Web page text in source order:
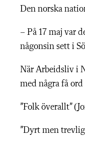
Den norska
– På 17 maj var
någonsin sett i
När Arbeidsliv i
med några få ord
”Folk överallt”
”Dyrt men